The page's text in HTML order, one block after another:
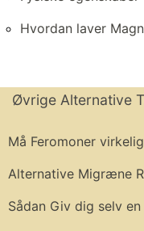
Hvordan laver
Øvrige Alternative
Må Feromoner
Alternative Migræne
Sådan Giv dig selv